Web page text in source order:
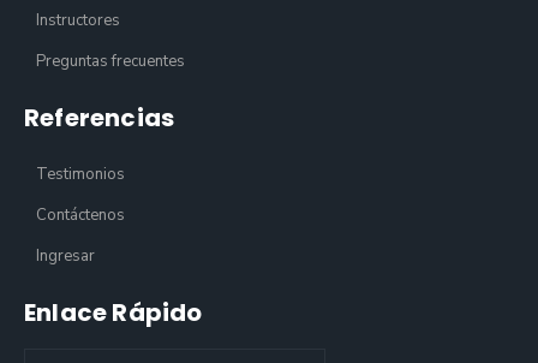
Instructores
Preguntas frecuentes
Referencias
Testimonios
Contáctenos
Ingresar
Enlace Rápido